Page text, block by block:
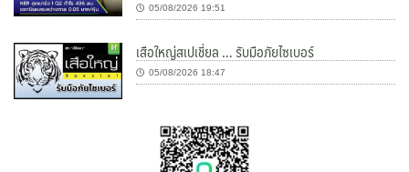
05/08/2026 19:51
เสือใหญ่สเปเชี่ยล … รับมือภัยไซเบอร์
05/08/2026 18:47